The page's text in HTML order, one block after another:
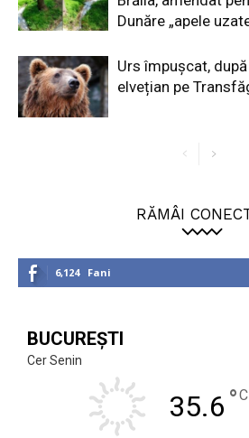
Dunăre „apele
Urs împușcat,
elvețian pe
RĂMÂI
6,124 Fani
BUCUREȘTI
Cer Senin
35.6 °C